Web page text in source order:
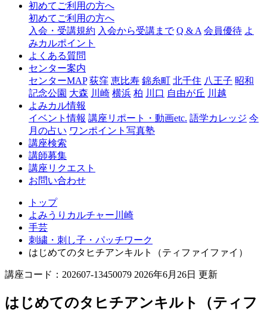
ャ
崎
初めてご利用の方へ
初めてご利用の方へ
入会・受講規約 入会から受講まで Q & A 会員優待 よ
みカルポイント
よくある質問
センター案内
センターMAP 荻窪 恵比寿 錦糸町 北千住 八王子 昭和
記念公園 大森 川崎 横浜 柏 川口 自由が丘 川越
よみカル情報
イベント情報 講座リポート・動画etc. 語学カレッジ 今
月の占い ワンポイント写真塾
講座検索
講師募集
講座リクエスト
お問い合わせ
トップ
よみうりカルチャー川崎
手芸
刺繍・刺し子・パッチワーク
はじめてのタヒチアンキルト（ティファイファイ）
講座コード：202607-13450079 2026年6月26日 更新
はじめてのタヒチアンキルト（ティフ